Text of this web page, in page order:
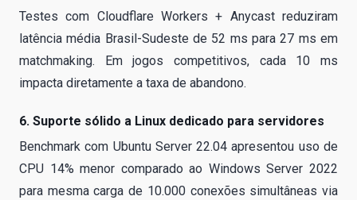
Testes com Cloudflare Workers + Anycast reduziram
latência média Brasil-Sudeste de 52 ms para 27 ms em
matchmaking. Em jogos competitivos, cada 10 ms
impacta diretamente a taxa de abandono.
6. Suporte sólido a Linux dedicado para servidores
Benchmark com Ubuntu Server 22.04 apresentou uso de
CPU 14% menor comparado ao Windows Server 2022
para mesma carga de 10.000 conexões simultâneas via